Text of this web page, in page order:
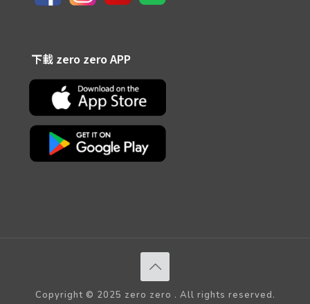
下載 zero zero APP
Copyright © 2025 zero zero . All rights reserved.